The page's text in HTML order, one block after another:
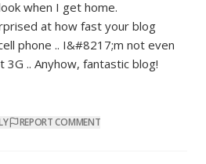
when I get home.
at how fast your blog
phone .. I&#8217;m not even
3G .. Anyhow, fantastic blog!
REPORT COMMENT